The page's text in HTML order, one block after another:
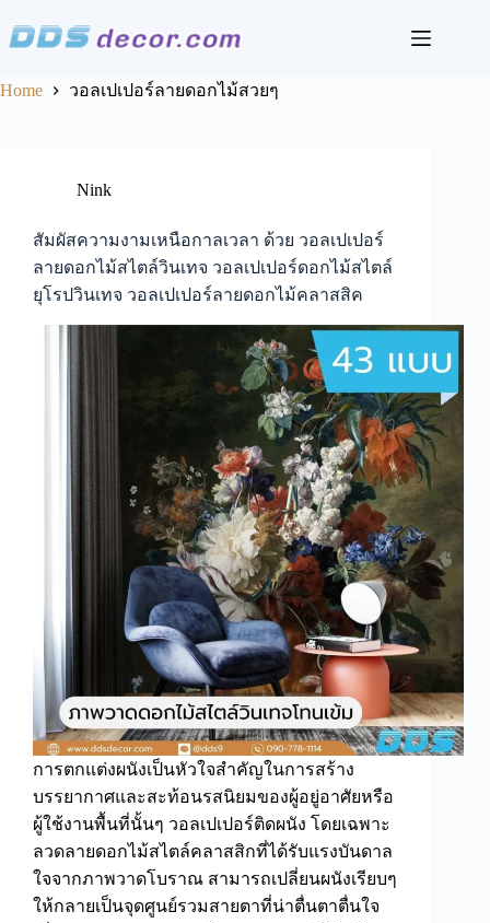
content
Home วอลเปเปอร์ลายดอกไม้สวยๆ
Nink
สัมผัสความงามเหนือกาลเวลา ด้วย วอลเปเปอร์
ลายดอกไม้สไตล์วินเทจ วอลเปเปอร์ดอกไม้สไตล์
ยุโรปวินเทจ วอลเปเปอร์ลายดอกไม้คลาสสิค
การตกแต่งผนังเป็นหัวใจสำคัญในการสร้าง
บรรยากาศและสะท้อนรสนิยมของผู้อยู่อาศัยหรือ
ผู้ใช้งานพื้นที่นั้นๆ วอลเปเปอร์ติดผนัง โดยเฉพาะ
ลวดลายดอกไม้สไตล์คลาสสิกที่ได้รับแรงบันดาล
ใจจากภาพวาดโบราณ สามารถเปลี่ยนผนังเรียบๆ
ให้กลายเป็นจุดศูนย์รวมสายตาที่น่าตื่นตาตื่นใจ